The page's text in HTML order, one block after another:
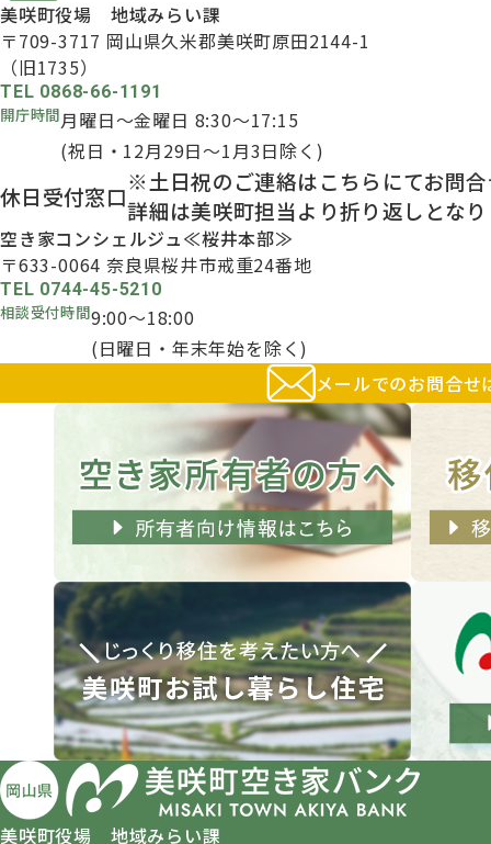
美咲町役場 地域みらい課
〒709-3717 岡山県久米郡美咲町原田2144-1
（旧1735）
TEL 0868-66-1191
開庁時間月曜日～金曜日 8:30～17:15
(祝日・12月29日～1月3日除く)
休日受付窓口※土日祝のご連絡はこちらにてお問
詳細は美咲町担当より折り返しとな
空き家コンシェルジュ≪桜井本部≫
〒633-0064 奈良県桜井市戒重24番地
TEL 0744-45-5210
相談受付時間9:00～18:00
(日曜日・年末年始を除く)
メールでのお問合せ
美咲町役場 地域みらい課